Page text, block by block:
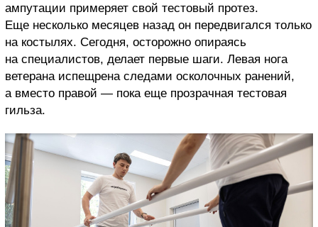
ампутации примеряет свой тестовый протез.
Еще несколько месяцев назад он передвигался только
на костылях. Сегодня, осторожно опираясь
на специалистов, делает первые шаги. Левая нога
ветерана испещрена следами осколочных ранений,
а вместо правой — пока еще прозрачная тестовая
гильза.